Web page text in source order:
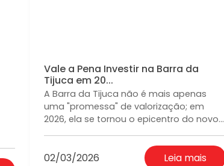
Vale a Pena Investir na Barra da
Tijuca em 20...
A Barra da Tijuca não é mais apenas
uma "promessa" de valorização; em
2026, ela se tornou o epicentro do novo...
02/03/2026 Leia mais